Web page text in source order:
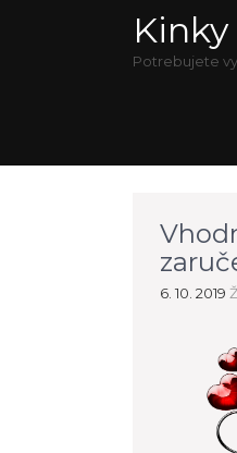
Kinky
Potrebujete
6. 10. 2019